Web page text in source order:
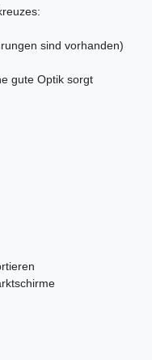
sind vorhanden)
gute Optik sorgt